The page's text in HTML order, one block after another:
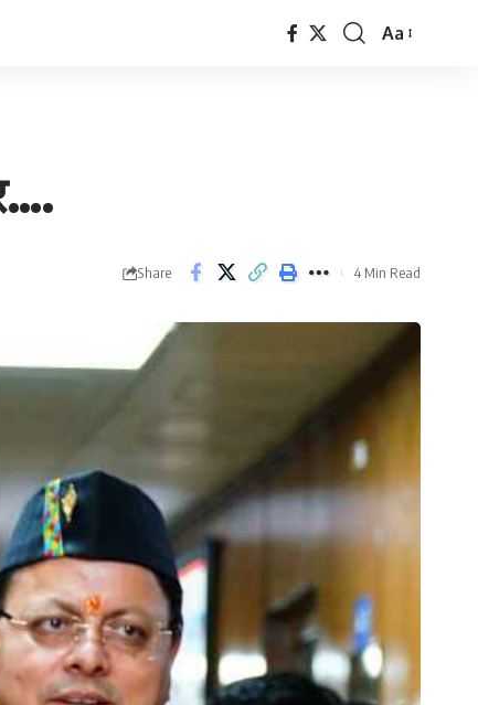
Font
Aa
Share 4 Min Read